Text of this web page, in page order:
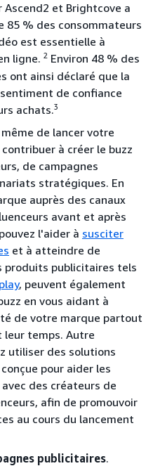
Ascend2 et Brightcove a
85 % des consommateurs
est essentielle à
ligne. 2 Environ 48 % des
ont ainsi déclaré que la
de confiance
achats.3
de lancer votre
à créer le buzz
de campagnes
stratégiques. En
auprès des canaux
avant et après
l'aider à susciter
et à atteindre de
produits publicitaires tels
, peuvent également
en vous aidant à
de votre marque partout
leur temps. Autre
utiliser des solutions
conçue pour aider les
des créateurs de
afin de promouvoir
au cours du lancement
publicitaires.